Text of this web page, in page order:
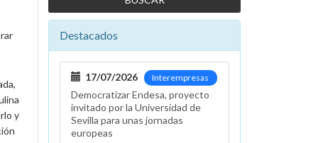
y
Destacados
Interempresas
17/07/2026
Democratizar Endesa, proyecto
invitado por la Universidad de
Sevilla para unas jornadas
europeas